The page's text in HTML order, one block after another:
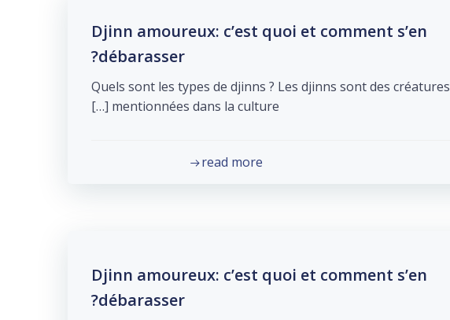
Djinn amoureux: c’est quoi et comment s’en
débarasser?
Quels sont les types de djinns ? Les djinns sont des créatures
mentionnées dans la culture […]
read more
Djinn amoureux: c’est quoi et comment s’en
débarasser?